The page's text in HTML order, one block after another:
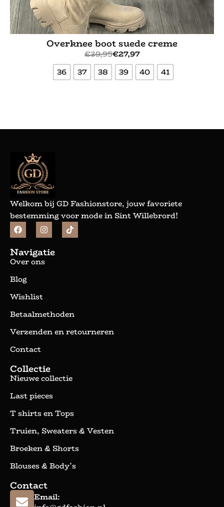
Overknee boot suede creme
€39,95€27,97
36
37 38 39 40 41
Welkom bij GD Fashionstore, jouw favoriete
bestemming voor mode in Sint Willebrord!
Navigatie
Over ons
Blog
Wishlist
Betaalmethoden
Verzenden en retourneren
Contact
Collectie
Nieuwe collectie
Last pieces
T shirts en Tops
Truien, Sweaters & Vesten
Broeken & Shorts
Blouses & Body’s
Contact
Email: